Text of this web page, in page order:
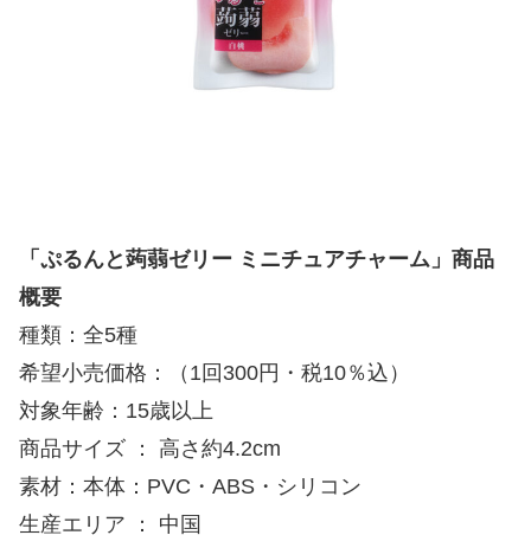
「ぷるんと蒟蒻ゼリー ミニチュアチャーム」商品
概要
種類：全5種
希望小売価格：（1回300円・税10％込）
対象年齢：15歳以上
商品サイズ ： 高さ約4.2cm
素材：本体：PVC・ABS・シリコン
生産エリア ： 中国